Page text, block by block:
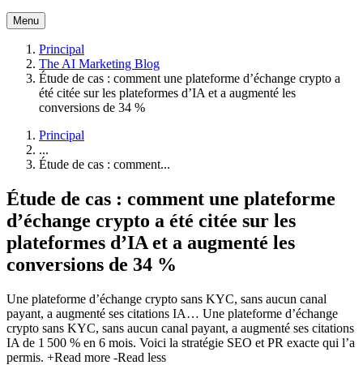
Menu
Principal
The AI Marketing Blog
Étude de cas : comment une plateforme d’échange crypto a
été citée sur les plateformes d’IA et a augmenté les
conversions de 34 %
Principal
...
Étude de cas : comment...
Étude de cas : comment une plateforme
d’échange crypto a été citée sur les
plateformes d’IA et a augmenté les
conversions de 34 %
Une plateforme d’échange crypto sans KYC, sans aucun canal
payant, a augmenté ses citations IA… Une plateforme d’échange
crypto sans KYC, sans aucun canal payant, a augmenté ses citations
IA de 1 500 % en 6 mois. Voici la stratégie SEO et PR exacte qui l’a
permis. +Read more -Read less